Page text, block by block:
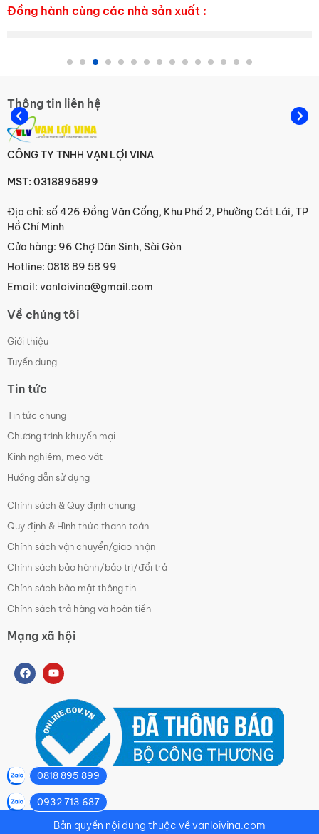
Cảm biến Hanyoung
TPR/SSR/SMPS Hanyoung
Đèn chống nổ Sino
Đồng hành cùng các nhà sản xuất :
Thông tin liên hệ
CÔNG TY TNHH VẠN LỢI VINA
MST: 0318895899
Địa chỉ: số 426 Đồng Văn Cống, Khu Phố 2, Phường Cát Lái, TP
Hồ Chí Minh
Cửa hàng: 96 Chợ Dân Sinh, Sài Gòn
Hotline: 0818 89 58 99
Email: vanloivina@gmail.com
Về chúng tôi
Giới thiệu
Tuyển dụng
Tin tức
Tin tức chung
Chương trình khuyến mại
Kinh nghiệm, mẹo vặt
Hướng dẫn sử dụng
Chính sách & Quy định chung
Quy định & Hình thức thanh toán
Chính sách vận chuyển/giao nhận
Chính sách bảo hành/bảo trì/đổi trả
Chính sách bảo mật thông tin
Chính sách trả hàng và hoàn tiền
Mạng xã hội
0818 895 899
0932 713 687
Bản quyền nội dung thuộc về vanloivina.com